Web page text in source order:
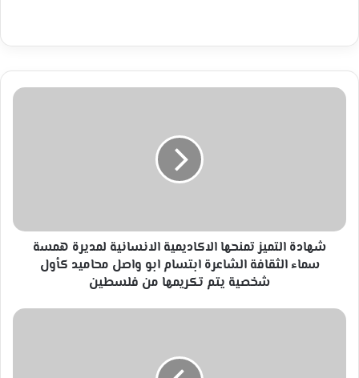
شهادة
الثقافة
الشاعرة
ابتسام
محاميد
شهادة التميز تمنحها الاكاديمية الانسانية لمديرة همسة
سماء الثقافة الشاعرة ابتسام ابو واصل محاميد كأول
شخصية يتم تكريمها من فلسطين
هِمََّسأّتّ